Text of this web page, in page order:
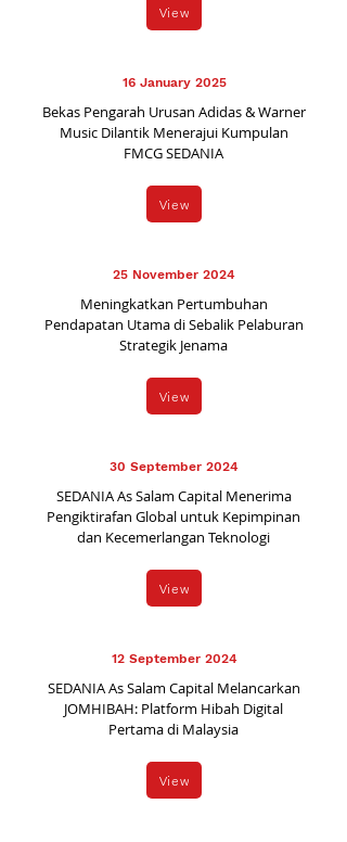
View
16 January 2025
Bekas Pengarah Urusan Adidas & Warner
Music Dilantik Menerajui Kumpulan
FMCG SEDANIA
View
25 November 2024
Meningkatkan Pertumbuhan
Pendapatan Utama di Sebalik Pelaburan
Strategik Jenama
View
30 September 2024
SEDANIA As Salam Capital Menerima
Pengiktirafan Global untuk Kepimpinan
dan Kecemerlangan Teknologi
View
12 September 2024
SEDANIA As Salam Capital Melancarkan
JOMHIBAH: Platform Hibah Digital
Pertama di Malaysia
View